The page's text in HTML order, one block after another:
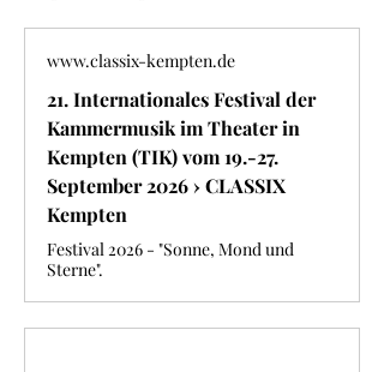
www.classix-kempten.de
21. Internationales Festival der
Kammermusik im Theater in
Kempten (TIK) vom 19.-27.
September 2026 › CLASSIX
Kempten
Festival 2026 - "Sonne, Mond und
Sterne".